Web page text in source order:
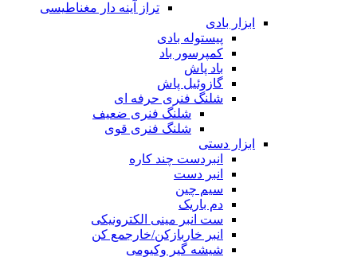
تراز آینه دار مغناطیسی
ابزار بادی
پیستوله بادی
کمپرسور باد
باد پاش
گازوئیل پاش
شلنگ فنری حرفه ای
شلنگ فنری ضعیف
شلنگ فنری قوی
ابزار دستی
انبردست چند کاره
انبر دست
سیم چین
دم باریک
ست انبر مینی الکترونیکی
انبر خاربازکن/خارجمع کن
شیشه گیر وکیومی